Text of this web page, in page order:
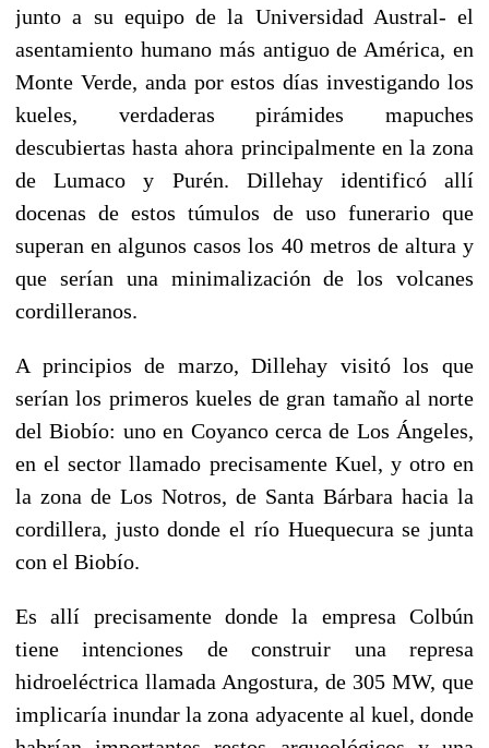
junto a su equipo de la Universidad Austral- el
asentamiento humano más antiguo de América, en
Monte Verde, anda por estos días investigando los
kueles, verdaderas pirámides mapuches
descubiertas hasta ahora principalmente en la zona
de Lumaco y Purén. Dillehay identificó allí
docenas de estos túmulos de uso funerario que
superan en algunos casos los 40 metros de altura y
que serían una minimalización de los volcanes
cordilleranos.
A principios de marzo, Dillehay visitó los que
serían los primeros kueles de gran tamaño al norte
del Biobío: uno en Coyanco cerca de Los Ángeles,
en el sector llamado precisamente Kuel, y otro en
la zona de Los Notros, de Santa Bárbara hacia la
cordillera, justo donde el río Huequecura se junta
con el Biobío.
Es allí precisamente donde la empresa Colbún
tiene intenciones de construir una represa
hidroeléctrica llamada Angostura, de 305 MW, que
implicaría inundar la zona adyacente al kuel, donde